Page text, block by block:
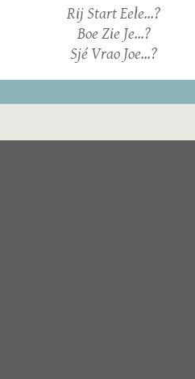
Rij Start Eele...?
Boe Zie Je...?
Sjé Vrao Joe...?